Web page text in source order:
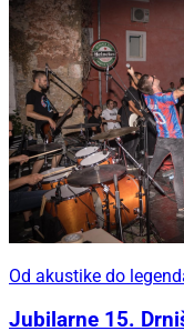
Od akustike do
Jubilarne 15.